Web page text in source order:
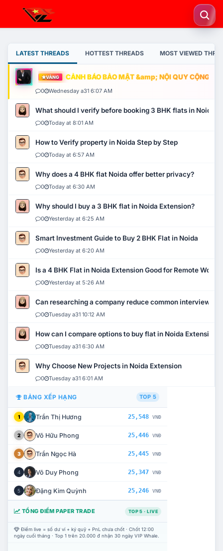
LATEST THREADS HOTTEST THREADS MOST VIEWED
VÀNG CẢNH BÁO BẢO MẬT &amp; NỘI QUY CỘNG
0 Wednesday a31 6:07 AM
What should I verify before booking 3 BHK flats in Noida?
0 Today at 8:01 AM
How to Verify property in Noida Step by Step
0 Today at 6:57 AM
Why does a 4 BHK flat Noida offer better privacy?
0 Today at 6:30 AM
Why should I buy a 3 BHK flat in Noida Extension?
0 Yesterday at 6:25 AM
Smart Investment Guide to Buy 2 BHK Flat in Noida
0 Yesterday at 6:20 AM
Is a 4 BHK Flat in Noida Extension Good for Remote Work?
0 Yesterday at 5:26 AM
Can researching a company reduce common interview
0 Tuesday a31 10:12 AM
How can I compare options to buy flat in Noida Extension?
0 Tuesday a31 6:30 AM
Why Choose New Projects in Noida Extension
0 Tuesday a31 6:01 AM
BẢNG XẾP HẠNG TOP 5
1 Trần Thị Hương 25,548 VNĐ
2 Võ Hữu Phong 25,446 VNĐ
3 Trần Ngọc Hà 25,445 VNĐ
4 Võ Duy Phong 25,347 VNĐ
5 Đặng Kim Quỳnh 25,246 VNĐ
TỔNG ĐIỂM PAPER TRADE TOP 5 · LIVE
Điểm live = số dư ví + ký quỹ + PnL chưa chốt · Chốt 12:00
ngày cuối tháng · Top 1 trên 20.000 đ nhận 30 ngày VIP Whale.